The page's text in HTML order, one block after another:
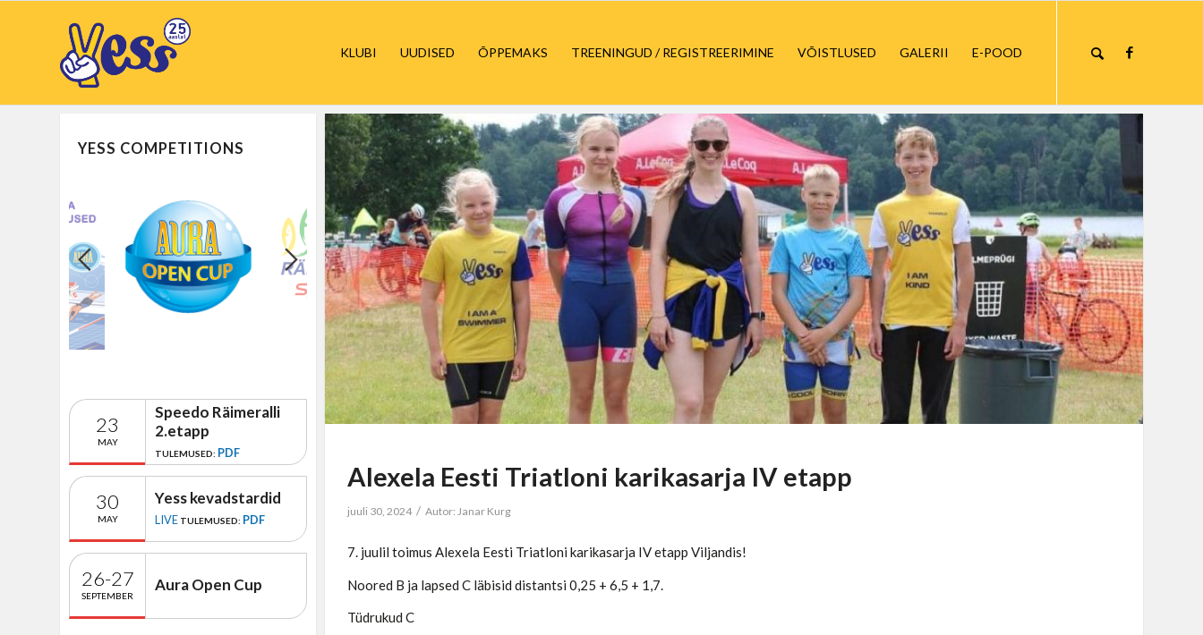
KLUBI UUDISED ÕPPEMAKS TREENINGUD / REGISTREERIMINE VÕISTLUSED GALERII E-POOD
Alexela Eesti Triatloni karikasarja IV etapp
juuli 30, 2024 / Autor:Janar Kurg
7. juulil toimus Alexela Eesti Triatloni karikasarja IV etapp Viljandis!
Noored B ja lapsed C läbisid distantsi 0,25 + 6,5 + 1,7.
Tüdrukud C
YESS COMPETITIONS
23
MAY
Speedo Räimeralli
2.etapp
TULEMUSED: PDF
30
MAY
Yess kevadstardid
LIVE TULEMUSED: PDF
26-27
SEPTEMBER
Aura Open Cup